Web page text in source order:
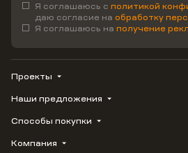
Я соглашаюсь с политикой
даю согласие на обработку
Я соглашаюсь на получение
Проекты
ВЕРН
1799
Наши предложения
Купить квартиру
Студию
Способы покупки
Трейд-ин
Компания